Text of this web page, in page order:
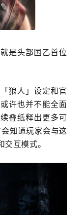
是头部 国乙首位
狼人」设定和官
许也并不能全面
叠纸释出更多可
会知道玩家会与这
交互模式。